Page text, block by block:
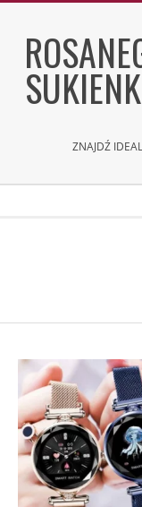
content
ZNAJDŹ